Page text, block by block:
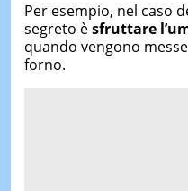
Per esempio, nel caso
segreto èsfruttare
quando vengono
forno.